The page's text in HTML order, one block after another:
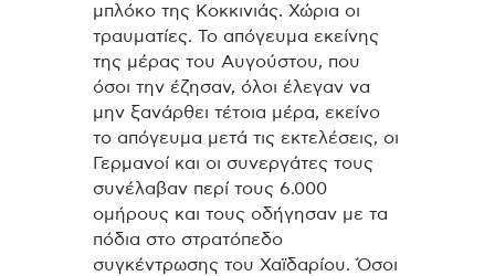
μπλόκο της Κοκκινιάς. Χώρια οι
τραυματίες. Το απόγευμα εκείνης
της μέρας του Αυγούστου, που
όσοι την έζησαν, όλοι έλεγαν να
μην ξανάρθει τέτοια μέρα, εκείνο
το απόγευμα μετά τις εκτελέσεις, οι
Γερμανοί και οι συνεργάτες τους
συνέλαβαν περί τους 6.000
ομήρους και τους οδήγησαν με τα
πόδια στο στρατόπεδο
συγκέντρωσης του Χαϊδαρίου. Όσοι